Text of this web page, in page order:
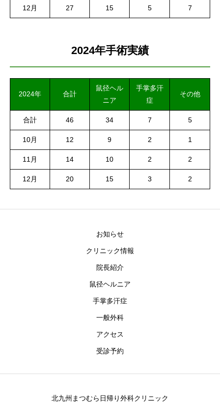
12月 27 15 5 7
2024年手術実績
2024年 合計
鼠径ヘル
ニア
手掌多汗
症
その他
合計 46 34 7 5
10月 12 9 2 1
11月 14 10 2 2
12月 20 15 3 2
お知らせ
クリニック情報
院長紹介
鼠径ヘルニア
手掌多汗症
一般外科
アクセス
受診予約
北九州まつむら日帰り外科クリニック